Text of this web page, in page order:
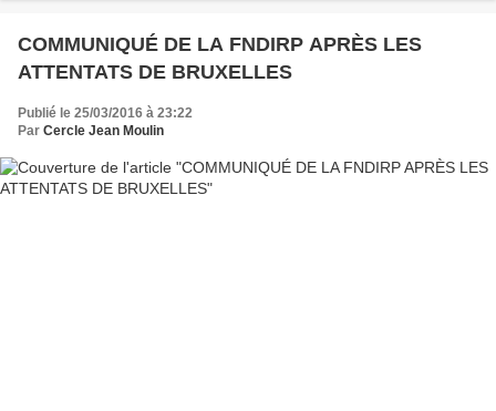
COMMUNIQUÉ DE LA FNDIRP APRÈS LES
ATTENTATS DE BRUXELLES
Publié le 25/03/2016 à 23:22
Par Cercle Jean Moulin